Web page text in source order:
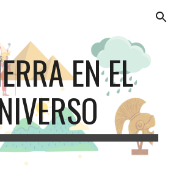
Skip to navigation
EN EL